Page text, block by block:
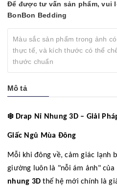
Để được tư vấn sản phẩm, vui
BonBon Bedding
Màu sắc sản phẩm trong ảnh
thực tế, và kích thước có thể
thước chuẩn
Mô tả
❄️Drap Nỉ Nhung 3D – Giải
Giấc Ngủ Mùa Đông
Mỗi khi đông về, cảm giác lạnh
giường luôn là "nỗi ám ảnh" của
nhung 3D thế hệ mới chính là